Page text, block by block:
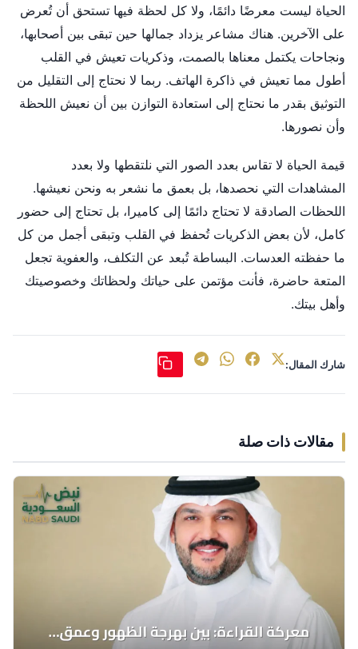
الحياة ليست معرضًا دائمًا، ولا كل لحظة فيها تستحق أن تُعرض
على الآخرين. هناك مشاعر يزداد جمالها حين تبقى بين أصحابها،
ونجاحات يكتمل معناها بالصمت، وذكريات تعيش في القلب
أطول مما تعيش في ذاكرة الهاتف. ربما لا نحتاج إلى التقليل من
التوثيق بقدر ما نحتاج إلى استعادة التوازن بين أن نعيش اللحظة
وأن نصورها.
قيمة الحياة لا تقاس بعدد الصور التي نلتقطها ولا بعدد
المشاهدات التي نحصدها، بل بعمق ما نشعر به ونحن نعيشها.
اللحظات الصادقة لا تحتاج دائمًا إلى كاميرا، بل تحتاج إلى حضور
كامل، لأن بعض الذكريات تُحفظ في القلب وتبقى أجمل من كل
ما حفظته العدسات. البساطة تُبعد عن التكلف، والعفوية تجعل
المتعة حاضرة، فأنت مؤتمن على حياتك ولحظاتك وخصوصيتك
وأهل بيتك.
شارك المقال:
مقالات ذات صلة